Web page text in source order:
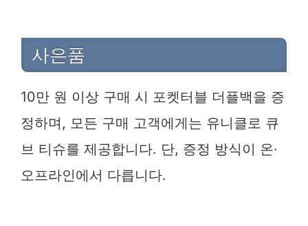
사은품
10만 원 이상 구매 시 포켓터블 더플백을 증
정하며, 모든 구매 고객에게는 유니클로 큐
브 티슈를 제공합니다. 단, 증정 방식이 온·
오프라인에서 다릅니다.